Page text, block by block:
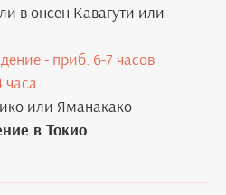
в онсен Кавагути или
- приб. 6-7 часов
часа
или Яманакако
в Токио